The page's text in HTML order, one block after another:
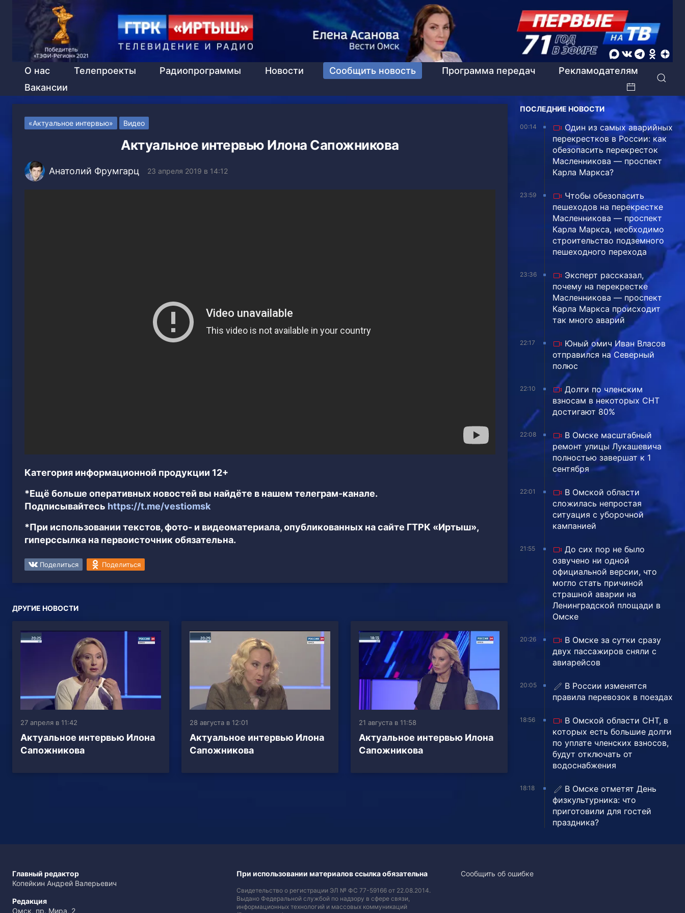
О нас Телепроекты Радиопрограммы Новости Сообщить новость Программа передач
Рекламодателям
Вакансии
«Актуальное интервью» Видео
Актуальное интервью Илона Сапожникова
Анатолий Фрумгарц 23 апреля 2019 в 14:12
Категория информационной продукции 12+
*Ещё больше оперативных новостей вы найдёте в нашем телеграм-канале.
Подписывайтесь https://t.me/vestiomsk
*При использовании текстов, фото- и видеоматериала, опубликованных на сайте ГТРК «Иртыш»,
гиперссылка на первоисточник обязательна.
Поделиться Поделиться
ДРУГИЕ НОВОСТИ
27 апреля в 11:42
Актуальное интервью Илона
Сапожникова
28 августа в 12:01
Актуальное интервью Илона
Сапожникова
21 августа в 11:58
Актуальное интервью Илона
Сапожникова
ПОСЛЕДНИЕ НОВОСТИ
00:14
Один из самых аварийных
перекрестков в России: как
обезопасить перекресток
Масленникова — проспект
Карла Маркса?
23:59
Чтобы обезопасить
пешеходов на перекрестке
Масленникова — проспект
Карла Маркса, необходимо
строительство подземного
пешеходного перехода
23:36
Эксперт рассказал,
почему на перекрестке
Масленникова — проспект
Карла Маркса происходит
так много аварий
22:17
Юный омич Иван Власов
отправился на Северный
полюс
22:10
Долги по членским
взносам в некоторых СНТ
достигают 80%
22:08
В Омске масштабный
ремонт улицы Лукашевича
полностью завершат к 1
сентября
22:01
В Омской области
сложилась непростая
ситуация с уборочной
кампанией
21:55
До сих пор не было
озвучено ни одной
официальной версии, что
могло стать причиной
страшной аварии на
Ленинградской площади в
Омске
20:26
В Омске за сутки сразу
двух пассажиров сняли с
авиарейсов
20:05
В России изменятся
правила перевозок в поездах
18:56
В Омской области СНТ, в
которых есть большие долги
по уплате членских взносов,
будут отключать от
водоснабжения
18:18
В Омске отметят День
физкультурника: что
приготовили для гостей
праздника?
Главный редактор
Копейкин Андрей Валерьевич
Редакция
Омск, пр. Мира, 2
При использовании материалов ссылка обязательна
Свидетельство о регистрации ЭЛ № ФС 77-59166 от 22.08.2014.
Выдано Федеральной службой по надзору в сфере связи,
информационных технологий и массовых коммуникаций
Сообщить об ошибке